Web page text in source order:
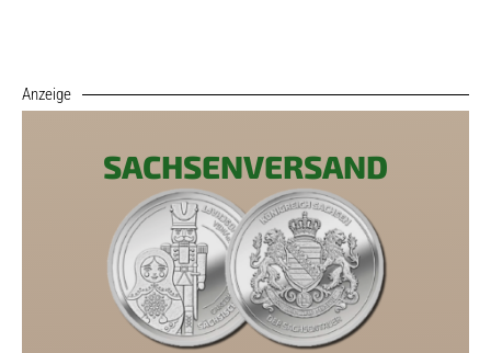
Anzeige
SACHSENVERSAND